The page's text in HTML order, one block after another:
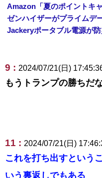
9 : 2024/07/21(日)
もうトランプの勝ちだ
11 : 2024/07/21(日)
これを打ち出すという
いう裏返しでもある